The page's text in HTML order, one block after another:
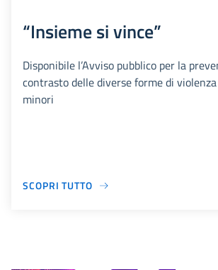
“Insieme si vince”
Disponibile l’Avviso pubblico per la
contrasto delle diverse forme di
minori
SCOPRI TUTTO